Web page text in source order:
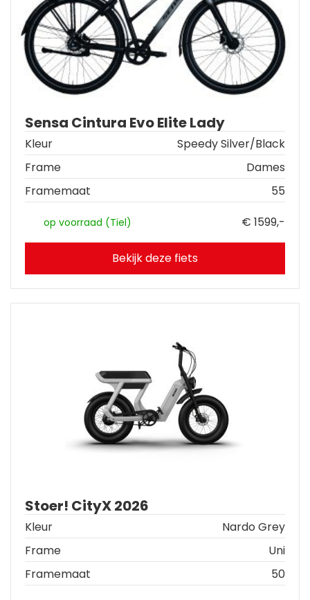
Sensa Cintura Evo Elite Lady
Kleur
Speedy Silver/Black
Frame
Dames
Framemaat
55
op voorraad (Tiel) € 1599,-
Bekijk deze fiets
Stoer! CityX 2026
Kleur
Nardo Grey
Frame
Uni
Framemaat
50